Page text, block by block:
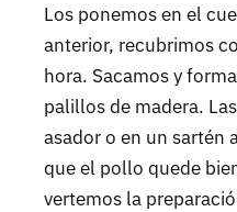
Los ponemos en el
anterior, recubrimos
hora. Sacamos y
palillos de madera.
asador o en un sartén
que el pollo quede
vertemos la